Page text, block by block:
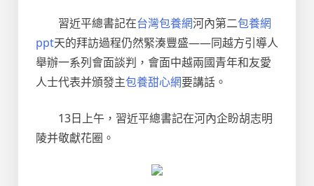
習近平總書記在台灣包養網河內第二包養網
ppt天的拜訪過程仍然緊湊豐盛——同越方引導人
舉辦一系列會面談判，會面中越兩國青年和友愛
人士代表并頒發主包養甜心網要講話。
13日上午，習近平總書記在河內企盼胡志明
陵并敬獻花圈。